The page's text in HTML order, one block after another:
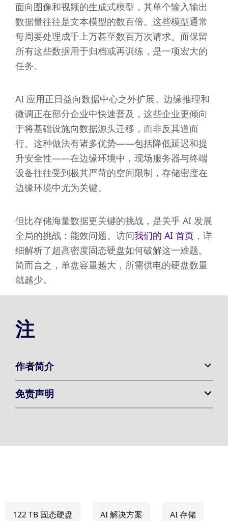
面向图像和视频的生成式模型，其单个输入输出
数据量往往是文本模型的数百倍。这些模型通常
每周要处理成千上万甚至数百万次请求。而保留
所有这些数据用于归档或再训练，是一项宏大的
任务。
AI 应用正日益向数据中心之外扩展。边缘推理和
微调正在部分企业中快速普及，这些企业更倾向
于将基础设施向数据源头迁移，而非反其道而
行。这种做法有诸多优势——包括降低延迟和提
升安全性——在边缘环境中，现场服务器与终端
设备往往受到极其严苛的空间限制，存储密度在
边缘环境中尤为关键。
但比存储海量数据更关键的挑战，是关乎 AI 发展
全局的挑战：能效问题。访问我们的 AI 首页，详
细解析了超高密度固态硬盘如何破解这一难题。
简而言之，单盘容量越大，所需供电的硬盘数量
就越少。
注
作者简介
免责声明
122 TB 固态硬盘 AI 解决方案 AI 存储